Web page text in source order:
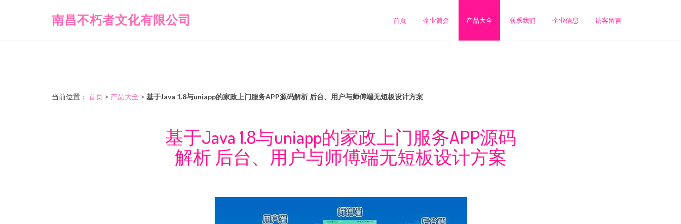
南昌不朽者文化有限公司 首页 企业简介 产品大全 联系我们 企业信息 访客留言
当前位置： 首页 > 产品大全 > 基于Java 1.8与uniapp的家政上门服务APP源码解析 后台、用户与师傅端无短板设计方案
基于Java 1.8与uniapp的家政上门服务APP源码
解析 后台、用户与师傅端无短板设计方案